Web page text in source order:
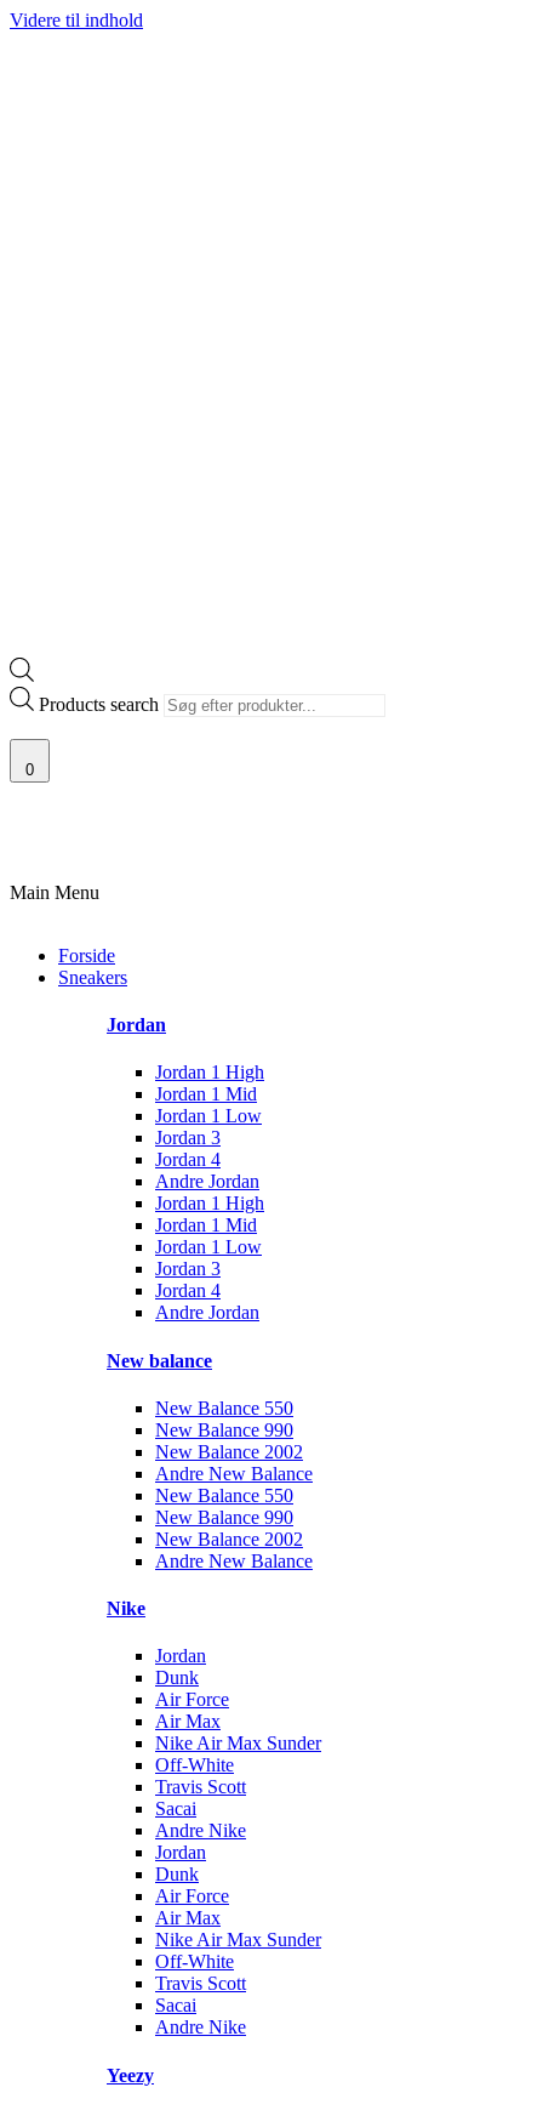
Videre til indhold
Products search
0
Main Menu
Forside
Sneakers
Jordan
Jordan 1 High
Jordan 1 Mid
Jordan 1 Low
Jordan 3
Jordan 4
Andre Jordan
Jordan 1 High
Jordan 1 Mid
Jordan 1 Low
Jordan 3
Jordan 4
Andre Jordan
New balance
New Balance 550
New Balance 990
New Balance 2002
Andre New Balance
New Balance 550
New Balance 990
New Balance 2002
Andre New Balance
Nike
Jordan
Dunk
Air Force
Air Max
Nike Air Max Sunder
Off-White
Travis Scott
Sacai
Andre Nike
Jordan
Dunk
Air Force
Air Max
Nike Air Max Sunder
Off-White
Travis Scott
Sacai
Andre Nike
Yeezy